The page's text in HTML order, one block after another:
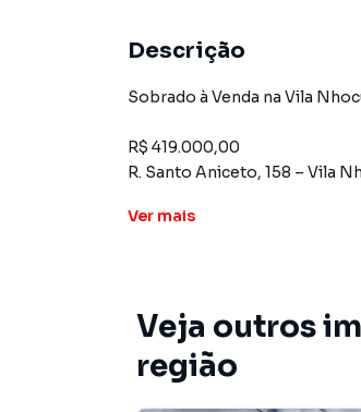
Descrição
Sobrado à Venda na Vila
R$ 419.000,00
R. Santo Aniceto, 158 – Vila
Detalhes do Imóvel:
Sala para 2 ambientes
Sala de jantar
Ver mais
Veja outros
região